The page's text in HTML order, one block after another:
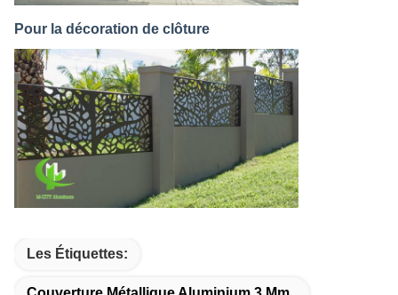
Pour la décoration de clôture
Les Étiquettes: